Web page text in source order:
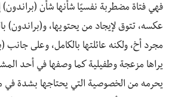
فهي فتاة مضطربة نفسيًا شأنها شأن (براندون)
عكسه، تتوق لإيجاد من يحتويها، و(براندون)
مجرد أخ، ولكنه عائلتها بالكامل، وعلى جانب
يراها مزعجة وطفيلية كما وصفها في أحد
يحرمه من الخصوصية التي يحتاجها بشدة في